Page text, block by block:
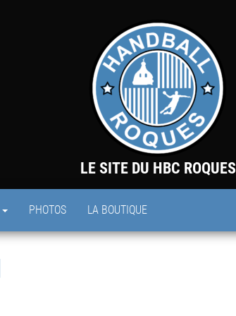
LE SITE DU HBC ROQUES
PHOTOS LA BOUTIQUE